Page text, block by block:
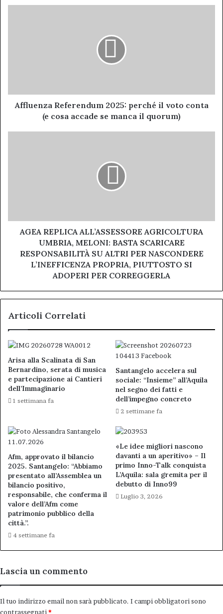
cosa
accade
Affluenza Referendum 2025: perché il voto conta
(e cosa accade se manca il quorum)
RESPONSABILITÀ
NASCONDERE
L’INEFFICENZA
PIUTTOSTO
ADOPERI
AGEA REPLICA ALL’ASSESSORE AGRICOLTURA
UMBRIA, MELONI: BASTA SCARICARE
RESPONSABILITÀ SU ALTRI PER NASCONDERE
L’INEFFICENZA PROPRIA, PIUTTOSTO SI
ADOPERI PER CORREGGERLA
Articoli Correlati
Arisa alla Scalinata di San
Bernardino, serata di musica
e partecipazione ai Cantieri
dell’Immaginario
1 settimana fa
Santangelo accelera sul
sociale: “Insieme” all’Aquila
nel segno dei fatti e
dell’impegno concreto
2 settimane fa
Afm, approvato il bilancio
2025. Santangelo: “Abbiamo
presentato all’Assemblea un
bilancio positivo,
responsabile, che conferma il
valore dell’Afm come
patrimonio pubblico della
città.”.
4 settimane fa
«Le idee migliori nascono
davanti a un aperitivo» – Il
primo Inno-Talk conquista
L’Aquila: sala gremita per il
debutto di Inno99
Luglio 3, 2026
Lascia un commento
Il tuo indirizzo email non sarà pubblicato. I campi obbligatori sono
contrassegnati *